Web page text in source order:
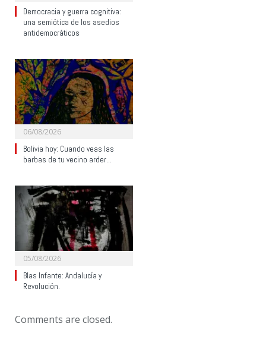
Democracia y guerra cognitiva:
una semiótica de los asedios
antidemocráticos
06/08/2026
Bolivia hoy: Cuando veas las
barbas de tu vecino arder…
05/08/2026
Blas Infante: Andalucía y
Revolución.
Comments are closed.